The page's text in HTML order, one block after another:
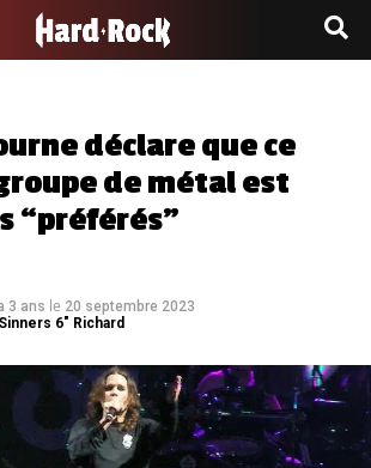
déclare que ce
de métal est
“préférés”
3 ans le 20 septembre 2023
6" Richard